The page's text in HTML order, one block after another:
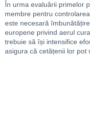
În urma evaluării primelor
membre pentru
este necesară
europene privind aerul
trebuie să își intensifice
asigura că cetățenii lor